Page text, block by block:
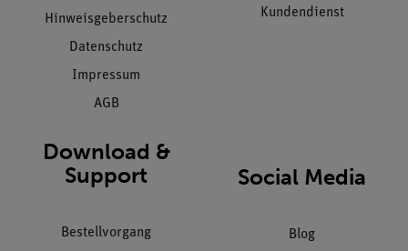
Hinweisgeberschutz
Datenschutz
Impressum
AGB
Kundendienst
Download &
Support
Bestellvorgang
Social Media
Blog